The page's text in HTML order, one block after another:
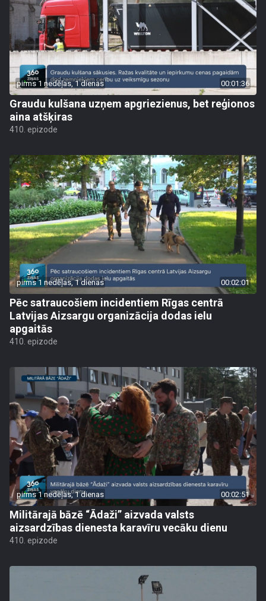
pirms 1 nedēļas, 1 dienas 00:01:36
Graudu kulšana uzņem apgriezienus, bet reģionos
aina atšķiras
410. epizode
pirms 1 nedēļas, 1 dienas 00:02:01
Pēc satraucošiem incidentiem Rīgas centrā
Latvijas Aizsargu organizācija dodas ielu
apgaitās
410. epizode
pirms 1 nedēļas, 1 dienas 00:02:51
Militārajā bāzē “Ādaži” aizvada valsts
aizsardzības dienesta karavīru vecāku dienu
410. epizode